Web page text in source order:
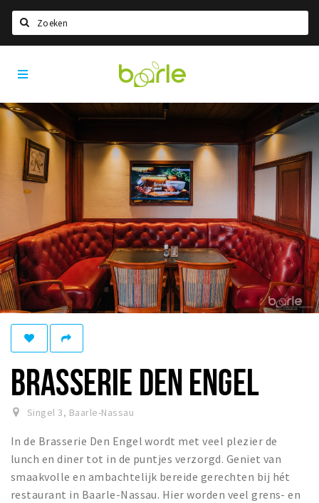
Home
Informatie
Over Baarle
Geschiedenis
Visit Baarle Shop
Enclavebon
Nieuws
Agenda
Deals
Eten
Slapen
Recreatief
Winkels
Winkelgebieden
Parkeren
Visit
Baarle
BRASSERIE DEN ENGEL
Singel 3, Baarle-Nassau
In de Brasserie Den Engel wordt met veel plezier de
lunch en diner tot in de puntjes verzorgd. Geniet van
smaakvolle en ambachtelijk bereide gerechten bij hét
restaurant in Baarle-Nassau. Hier worden veel grens- en